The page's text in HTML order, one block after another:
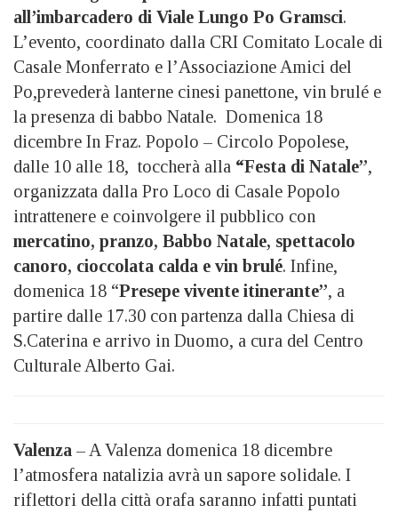
all’imbarcadero di Viale Lungo Po Gramsci.
L’evento, coordinato dalla CRI Comitato Locale di
Casale Monferrato e l’Associazione Amici del
Po,prevederà lanterne cinesi panettone, vin brulé e
la presenza di babbo Natale. Domenica 18
dicembre In Fraz. Popolo – Circolo Popolese,
dalle 10 alle 18, toccherà alla “Festa di Natale”,
organizzata dalla Pro Loco di Casale Popolo
intrattenere e coinvolgere il pubblico con
mercatino, pranzo, Babbo Natale, spettacolo
canoro, cioccolata calda e vin brulé. Infine,
domenica 18 “Presepe vivente itinerante”, a
partire dalle 17.30 con partenza dalla Chiesa di
S.Caterina e arrivo in Duomo, a cura del Centro
Culturale Alberto Gai.
Valenza – A Valenza domenica 18 dicembre
l’atmosfera natalizia avrà un sapore solidale. I
riflettori della città orafa saranno infatti puntati